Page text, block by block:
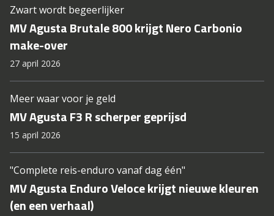
Zwart wordt begeerlijker
MV Agusta Brutale 800 krijgt Nero Carbonio
make-over
27 april 2026
Meer waar voor je geld
MV Agusta F3 R scherper geprijsd
15 april 2026
"Complete reis-enduro vanaf dag één"
MV Agusta Enduro Veloce krijgt nieuwe kleuren
(en een verhaal)